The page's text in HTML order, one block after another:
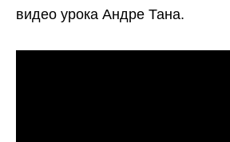
видео урока Андре Тана.